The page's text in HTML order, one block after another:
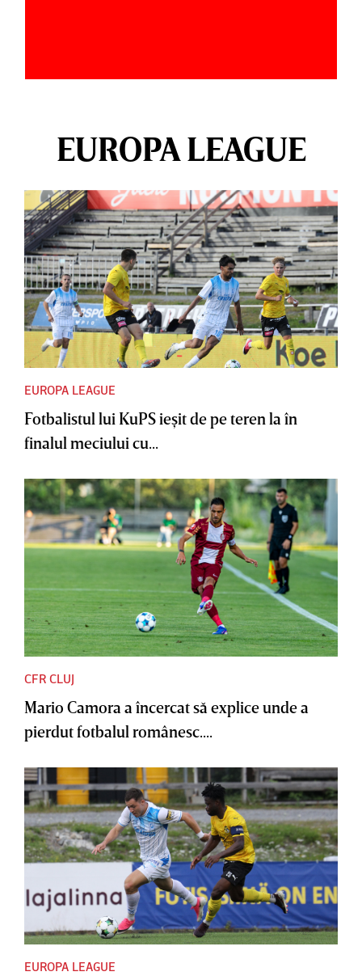
EUROPA LEAGUE
EUROPA LEAGUE
Fotbalistul lui KuPS ieşit de pe teren la în
finalul meciului cu...
CFR CLUJ
Mario Camora a încercat să explice unde a
pierdut fotbalul românesc....
EUROPA LEAGUE